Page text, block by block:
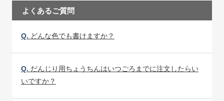
よくあるご質問
Q. どんな色でも書けますか？
Q. だんじり用ちょうちんはいつごろまでに注文したらい
いですか？